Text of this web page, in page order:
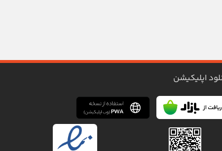
اپلیکیشن